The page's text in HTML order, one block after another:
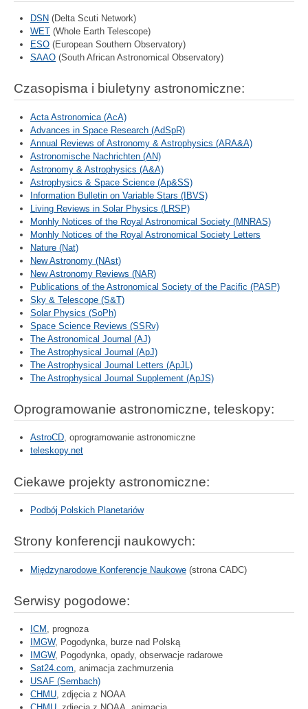
DSN (Delta Scuti Network)
WET (Whole Earth Telescope)
ESO (European Southern Observatory)
SAAO (South African Astronomical Observatory)
Czasopisma i biuletyny astronomiczne:
Acta Astronomica (AcA)
Advances in Space Research (AdSpR)
Annual Reviews of Astronomy & Astrophysics (ARA&A)
Astronomische Nachrichten (AN)
Astronomy & Astrophysics (A&A)
Astrophysics & Space Science (Ap&SS)
Information Bulletin on Variable Stars (IBVS)
Living Reviews in Solar Physics (LRSP)
Monhly Notices of the Royal Astronomical Society (MNRAS)
Monhly Notices of the Royal Astronomical Society Letters
Nature (Nat)
New Astronomy (NAst)
New Astronomy Reviews (NAR)
Publications of the Astronomical Society of the Pacific (PASP)
Sky & Telescope (S&T)
Solar Physics (SoPh)
Space Science Reviews (SSRv)
The Astronomical Journal (AJ)
The Astrophysical Journal (ApJ)
The Astrophysical Journal Letters (ApJL)
The Astrophysical Journal Supplement (ApJS)
Oprogramowanie astronomiczne, teleskopy:
AstroCD, oprogramowanie astronomiczne
teleskopy.net
Ciekawe projekty astronomiczne:
Podbój Polskich Planetariów
Strony konferencji naukowych:
Międzynarodowe Konferencje Naukowe (strona CADC)
Serwisy pogodowe:
ICM , prognoza
IMGW, Pogodynka, burze nad Polską
IMGW, Pogodynka, opady, obserwacje radarowe
Sat24.com, animacja zachmurzenia
USAF (Sembach)
CHMU, zdjęcia z NOAA